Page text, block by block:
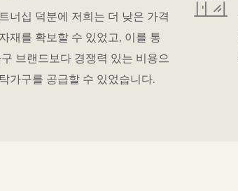
너십 덕분에 저희는 더 낮은 가격
재를 확보할 수 있었고, 이를 통
브랜드보다 경쟁력 있는 비용으
가구를 공급할 수 있었습니다.